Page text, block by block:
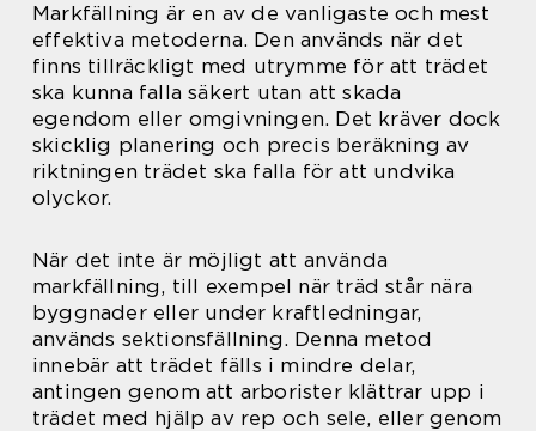
Markfällning är en av de vanligaste och mest
effektiva metoderna. Den används när det
finns tillräckligt med utrymme för att trädet
ska kunna falla säkert utan att skada
egendom eller omgivningen. Det kräver dock
skicklig planering och precis beräkning av
riktningen trädet ska falla för att undvika
olyckor.
När det inte är möjligt att använda
markfällning, till exempel när träd står nära
byggnader eller under kraftledningar,
används sektionsfällning. Denna metod
innebär att trädet fälls i mindre delar,
antingen genom att arborister klättrar upp i
trädet med hjälp av rep och sele, eller genom